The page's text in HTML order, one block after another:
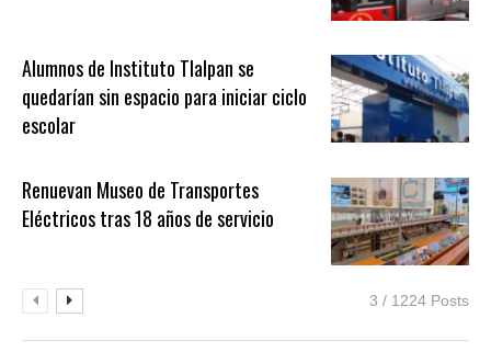
Alumnos de Instituto Tlalpan se
quedarían sin espacio para iniciar ciclo
escolar
Renuevan Museo de Transportes
Eléctricos tras 18 años de servicio
3 / 1224 Posts